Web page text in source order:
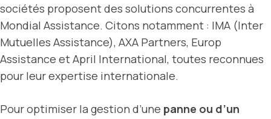
sociétés proposent des solutions concurrentes à
Mondial Assistance. Citons notamment : IMA (Inter
Mutuelles Assistance), AXA Partners, Europ
Assistance et April International, toutes reconnues
pour leur expertise internationale.
Pour optimiser la gestion d’une panne ou d’un